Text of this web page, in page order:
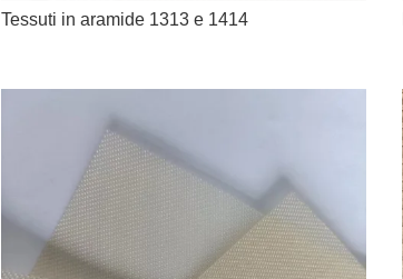
Tessuti in aramide 1313 e 1414